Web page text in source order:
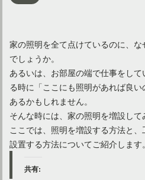
家の照明を全て点けているのに、
でしょうか。
あるいは、お部屋の端で仕事をし
る時に「ここにも照明があれば良
あるかもしれません。
そんな時には、家の照明を増設して
ここでは、照明を増設する方法と
設置する方法についてご紹介します。
共有: